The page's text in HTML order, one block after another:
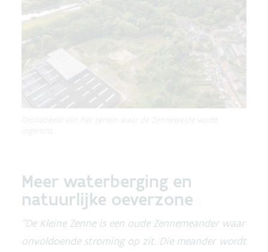
Meer waterberging en
natuurlijke oeverzone
“De Kleine Zenne is een oude Zennemeander waar
onvoldoende stroming op zit. Die meander wordt